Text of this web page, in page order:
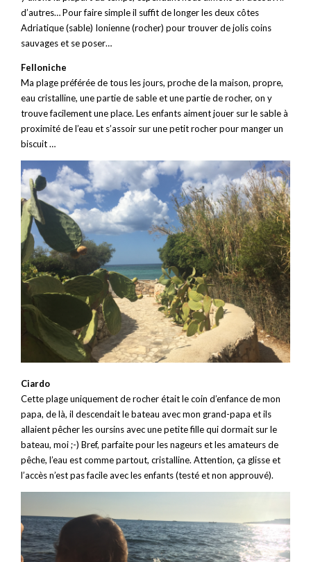
d’autres… Pour faire simple il suffit de longer les deux côtes
Adriatique (sable) Ionienne (rocher) pour trouver de jolis coins
sauvages et se poser…
Felloniche
Ma plage préférée de tous les jours, proche de la maison, propre,
eau cristalline, une partie de sable et une partie de rocher, on y
trouve facilement une place. Les enfants aiment jouer sur le sable à
proximité de l’eau et s’assoir sur une petit rocher pour manger un
biscuit …
Ciardo
Cette plage uniquement de rocher était le coin d’enfance de mon
papa, de là, il descendait le bateau avec mon grand-papa et ils
allaient pêcher les oursins avec une petite fille qui dormait sur le
bateau, moi ;-) Bref, parfaite pour les nageurs et les amateurs de
pêche, l’eau est comme partout, cristalline. Attention, ça glisse et
l’accès n’est pas facile avec les enfants (testé et non approuvé).